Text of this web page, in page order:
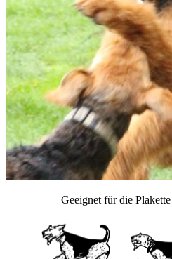
Geeignet für die